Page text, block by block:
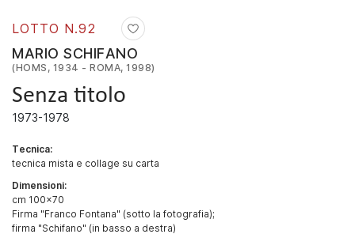
LOTTO N.92
MARIO SCHIFANO
(HOMS, 1934 - ROMA, 1998)
Senza titolo
1973-1978
Tecnica:
tecnica mista e collage su carta
Dimensioni:
cm 100x70
Firma "Franco Fontana" (sotto la fotografia);
firma "Schifano" (in basso a destra)